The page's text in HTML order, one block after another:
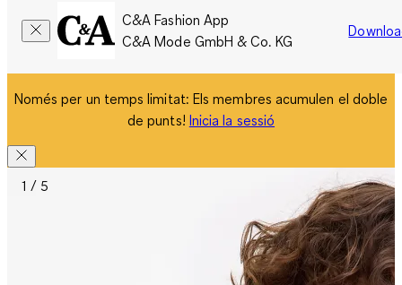
C&A Fashion App
C&A Mode GmbH & Co. KG
Només per un temps limitat: Els membres acumulen el doble
de punts! Inicia la sessió
1 / 5